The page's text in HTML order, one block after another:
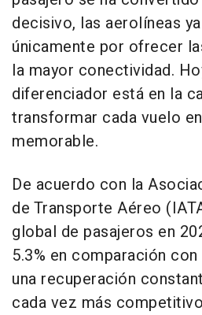
decisivo, las aerolíneas
únicamente por ofrecer
la mayor conectividad.
diferenciador está en la
transformar cada vuelo
memorable.
De acuerdo con la
de Transporte Aéreo
global de pasajeros en
5.3% en comparación
una recuperación
cada vez más